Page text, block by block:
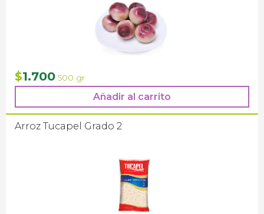
$1.700 500 gr
Añadir al carrito
Arroz Tucapel Grado 2